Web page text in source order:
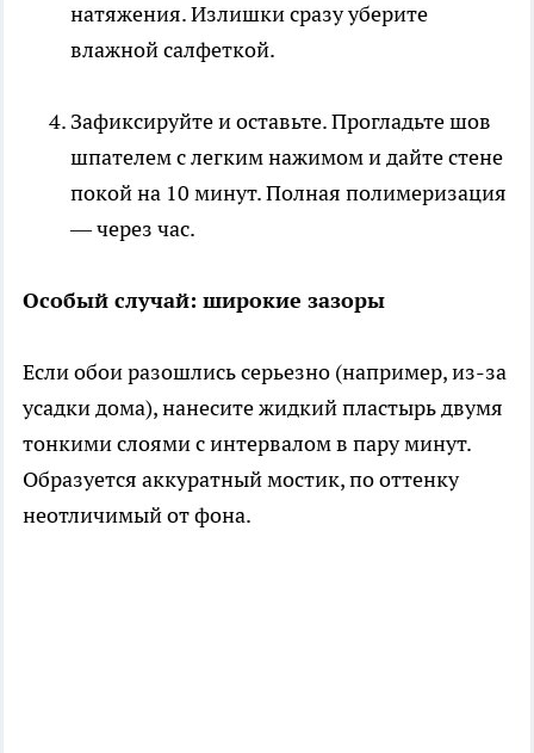
натяжения. Излишки сразу уберите
влажной салфеткой.
Зафиксируйте и оставьте. Прогладьте шов
шпателем с легким нажимом и дайте стене
покой на 10 минут. Полная полимеризация
— через час.
Особый случай: широкие зазоры
Если обои разошлись серьезно (например, из-за
усадки дома), нанесите жидкий пластырь двумя
тонкими слоями с интервалом в пару минут.
Образуется аккуратный мостик, по оттенку
неотличимый от фона.